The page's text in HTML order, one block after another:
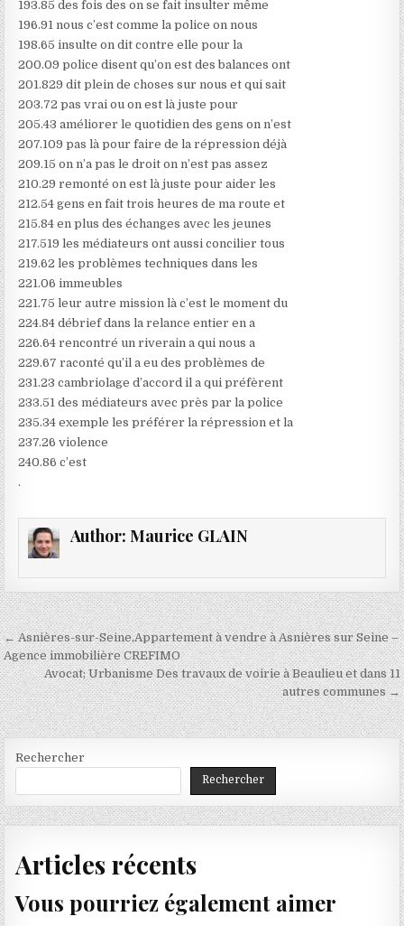
193.85 des fois des on se fait insulter même
196.91 nous c’est comme la police on nous
198.65 insulte on dit contre elle pour la
200.09 police disent qu’on est des balances ont
201.829 dit plein de choses sur nous et qui sait
203.72 pas vrai ou on est là juste pour
205.43 améliorer le quotidien des gens on n’est
207.109 pas là pour faire de la répression déjà
209.15 on n’a pas le droit on n’est pas assez
210.29 remonté on est là juste pour aider les
212.54 gens en fait trois heures de ma route et
215.84 en plus des échanges avec les jeunes
217.519 les médiateurs ont aussi concilier tous
219.62 les problèmes techniques dans les
221.06 immeubles
221.75 leur autre mission là c’est le moment du
224.84 débrief dans la relance entier en a
226.64 rencontré un riverain a qui nous a
229.67 raconté qu’il a eu des problèmes de
231.23 cambriolage d’accord il a qui préfèrent
233.51 des médiateurs avec près par la police
235.34 exemple les préférer la répression et la
237.26 violence
240.86 c’est
.
Author: Maurice GLAIN
Navigation
de
l’article
← Asnières-sur-Seine,Appartement à vendre à Asnières sur Seine –
Agence immobilière CREFIMO
Avocat; Urbanisme Des travaux de voirie à Beaulieu et dans 11
autres communes →
Rechercher
Rechercher
Articles récents
Vous pourriez également aimer